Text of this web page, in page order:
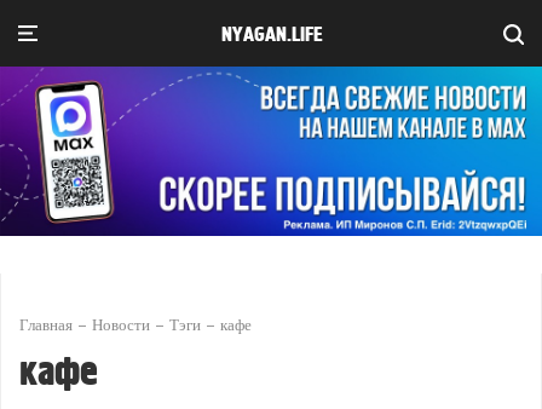
NYAGAN.LIFE
Главная Новости Тэги кафе
кафе